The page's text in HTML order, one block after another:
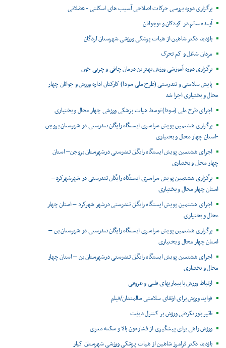
برگزاری دوره بررسی حرکات اصلاحی آسیب های اسکلتی - عضلانی
آینده سالم در کودکان و نوجوانان
بازدید دکتر شاهین از هیات پزشکی ورزشی شهرستان لردگان
مردان شاغل و کم تحرک
برگزاری دوره آموزشی ورزش بهترین درمان چاقی و چربی خون
پایش سلامتی و تندرستی (طرح ملی سودا) کارکنان اداره ورزش و جوانان چهار
محال و بختیاری اجرا شد
اجرای طرح ملی (سودا) توسط هیات پزشکی ورزشی چهار محال و بختیاری
برگزاری هشتمین پویش سراسری ایستگاه رایگان تندرستی در شهرستان بروجن
-استان چهار محال و بختیاری
اجرای هشتمین پویش ایستگاه رایگان تندرستی درشهرستان بروجن– استان
چهار محال و بختیاری
برگزاری هشتمین پویش سراسری ایستگاه رایگان تندرستی در شهرشهرکرد–
استان چهار محال و بختیاری
اجرای هشتمین پویش ایستگاه رایگان تندرستی درشهر شهرکرد – استان چهار
محال و بختیاری
برگزاری هشتمین پویش سراسری ایستگاه رایگان تندرستی در شهرستان بن –
استان چهار محال و بختیاری
اجرای هشتمین پویش ایستگاه رایگان تندرستی درشهرستان بن – استان چهار
محال و بختیاری
ارتباط ورزش با بیماریهای قلبی و عروقی
فواید ورزش برای ارتقای سلامتی سالمندان/فیلم
تاثیر باور نکردنی ورزش بر کنترل دیابت
ورزش راهی برای پیشگیری از فشارخون بالا و سکته مغزی
بازدید دکتر فرامرز شاهین از هیات پزشکی ورزشی شهرستان کیار